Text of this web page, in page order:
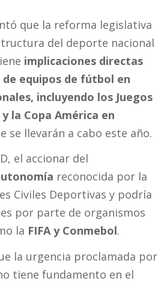
que la reforma legislativa
del deporte nacional
implicaciones directas
equipos de fútbol en
incluyendo los Juegos
la Copa América en
se llevarán a cabo este año.
el accionar del
reconocida por la
Civiles Deportivas y podría
por parte de organismos
la FIFA y Conmebol.
la urgencia proclamada por
tiene fundamento en el